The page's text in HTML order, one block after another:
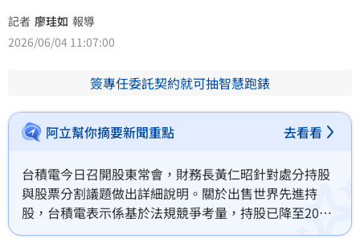
記者 廖珪如 報導
2026/06/04 11:07:00
簽專任委託契約就可抽智慧跑錶
阿立幫你摘要新聞重點 去看看
台積電今日召開股東常會，財務長黃仁昭針對處分持股
與股票分割議題做出詳細說明。關於出售世界先進持
股，台積電表示係基於法規競爭考量，持股已降至20%
以下且不再派任董事，未來暫無進一步處分計畫，且雙